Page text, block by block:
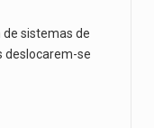
sistemas de
deslocarem-se